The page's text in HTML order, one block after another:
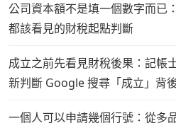
公司資本額不是填一個數字而已
都該看見的財稅起點判斷
成立之前先看見財稅後果：記帳
新判斷 Google 搜尋「成立」背
一個人可以申請幾個行號：從多